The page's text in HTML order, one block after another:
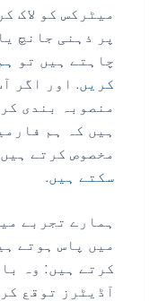
میٹرکس کو لاک
چاہتے ہیں تو
کریں
منصوبہ بندی
ہیں کہ ہم
مخصوص کرتے
سکتے ہیں.
ہمارے تجربے
میں پاس ہوتے
کرتے ہیں: وہ
آڈیٹرز توقع